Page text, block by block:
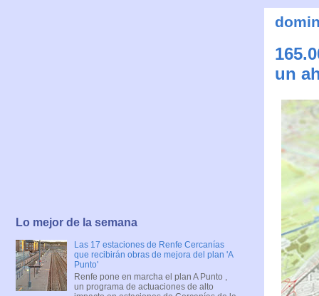
un
Lo mejor de la semana
Las 17 estaciones de Renfe Cercanías
que recibirán obras de mejora del plan 'A
Punto'
Renfe pone en marcha el plan A Punto ,
un programa de actuaciones de alto